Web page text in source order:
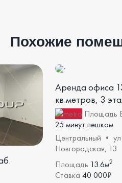
Похожие
Аренда офиса
кв.метров, 3
Площадь
25 минут пешком
Центральный • ул
Новгородская, 13
Площадь 13.6м2
Ставка 40 000₽